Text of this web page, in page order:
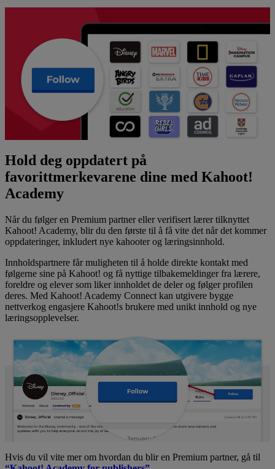
Hold deg oppdatert på
favorittmerkevarene dine med Kahoot!
Academy
Når du følger en Premium partner eller verifisert lærer tilknyttet
Kahoot! Academy, blir du den første til å få vite det når det kommer
oppdateringer, inkludert nye kahooter og læringsinnhold.
Innholdspartnere får muligheten til å holde direkte kontakt med
følgerne sine på Kahoot! og få nyttige tilbakemeldinger fra lærere,
foreldre og elever som liker innholdet de deler og følger profilen
deres. Med Kahoot! Academy Connect kan utgivere bygge
nettverkog engasjere Kahoot!s brukere med unikt innhold og nye
læringsopplevelser.
Hvis du vil vite mer om hvordan du blir en Premium partner, gå til